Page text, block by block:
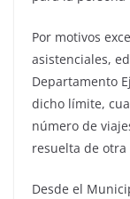
Por motivos
asistenciales,
Departamento
dicho límite,
número de
resuelta de otra
Desde el